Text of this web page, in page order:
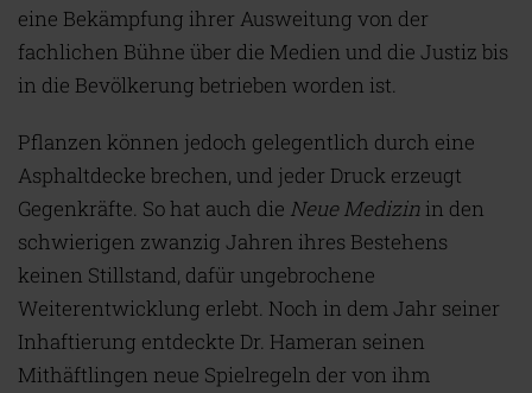
eine Bekämpfung ihrer Ausweitung von der
fachlichen Bühne über die Medien und die Justiz bis
in die Bevölkerung betrieben worden ist.
Pflanzen können jedoch gelegentlich durch eine
Asphaltdecke brechen, und jeder Druck erzeugt
Gegenkräfte. So hat auch die Neue Medizin in den
schwierigen zwanzig Jahren ihres Bestehens
keinen Stillstand, dafür ungebrochene
Weiterentwicklung erlebt. Noch in dem Jahr seiner
Inhaftierung entdeckte Dr. Hameran seinen
Mithäftlingen neue Spielregeln der von ihm